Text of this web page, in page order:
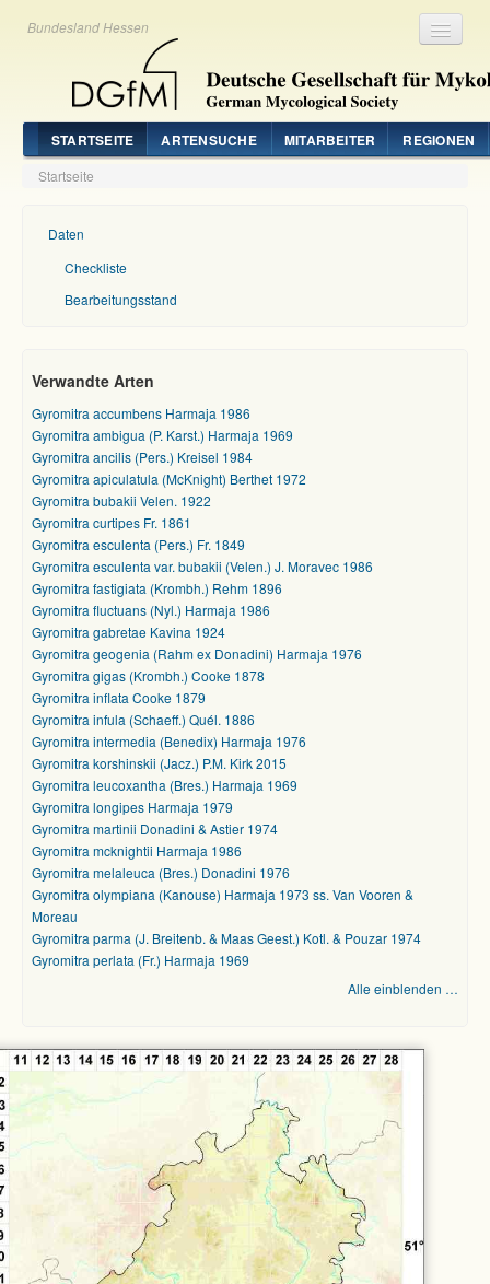
Bundesland Hessen
STARTSEITE ARTENSUCHE MITARBEITER REGIONEN
Startseite
Daten
Checkliste
Bearbeitungsstand
Verwandte Arten
Gyromitra accumbens Harmaja 1986
Gyromitra ambigua (P. Karst.) Harmaja 1969
Gyromitra ancilis (Pers.) Kreisel 1984
Gyromitra apiculatula (McKnight) Berthet 1972
Gyromitra bubakii Velen. 1922
Gyromitra curtipes Fr. 1861
Gyromitra esculenta (Pers.) Fr. 1849
Gyromitra esculenta var. bubakii (Velen.) J. Moravec 1986
Gyromitra fastigiata (Krombh.) Rehm 1896
Gyromitra fluctuans (Nyl.) Harmaja 1986
Gyromitra gabretae Kavina 1924
Gyromitra geogenia (Rahm ex Donadini) Harmaja 1976
Gyromitra gigas (Krombh.) Cooke 1878
Gyromitra inflata Cooke 1879
Gyromitra infula (Schaeff.) Quél. 1886
Gyromitra intermedia (Benedix) Harmaja 1976
Gyromitra korshinskii (Jacz.) P.M. Kirk 2015
Gyromitra leucoxantha (Bres.) Harmaja 1969
Gyromitra longipes Harmaja 1979
Gyromitra martinii Donadini & Astier 1974
Gyromitra mcknightii Harmaja 1986
Gyromitra melaleuca (Bres.) Donadini 1976
Gyromitra olympiana (Kanouse) Harmaja 1973 ss. Van Vooren &
Moreau
Gyromitra parma (J. Breitenb. & Maas Geest.) Kotl. & Pouzar 1974
Gyromitra perlata (Fr.) Harmaja 1969
Alle einblenden …